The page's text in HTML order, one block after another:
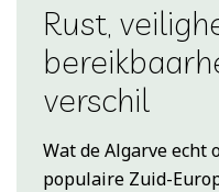
Rust,
verschil
Wat de Algarve echt
populaire Zuid-